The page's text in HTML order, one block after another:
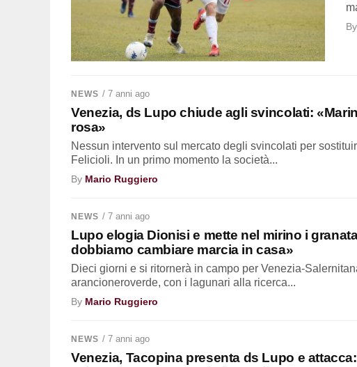
NEWS / 7 anni ago
Venezia, ds Lupo chiude agli svincolati:
rosa»
Nessun intervento sul mercato degli svincolati per
Felicioli. In un primo momento la società...
By Mario Ruggiero
NEWS / 7 anni ago
Lupo elogia Dionisi e mette nel mirino i
dobbiamo cambiare marcia in casa»
Dieci giorni e si ritornerà in campo per Venezia-
arancioneroverde, con i lagunari alla ricerca...
By Mario Ruggiero
NEWS / 7 anni ago
Venezia, Tacopina presenta ds Lupo e